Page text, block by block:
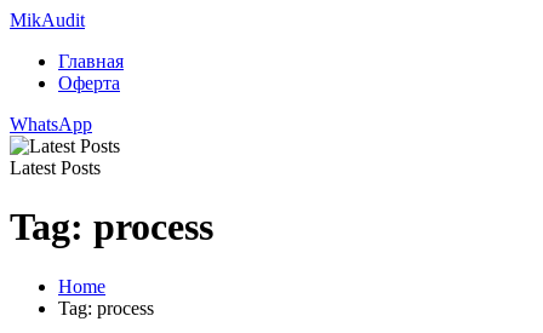
MikAudit
Главная
Оферта
WhatsApp
Latest Posts
Tag: process
Home
Tag: process